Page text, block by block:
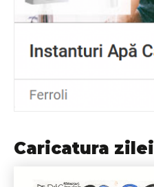
Caricatura zilei